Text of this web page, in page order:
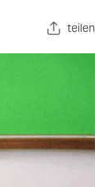
teilen